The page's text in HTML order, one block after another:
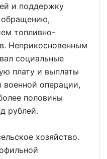
и поддержку
обращению,
топливно-
Неприкосновенным
социальные
плату и выплаты
военной операции,
половины
рублей.
хозяйство.